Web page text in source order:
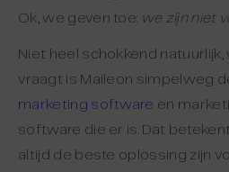
Ok, we geven toe: we zijn niet
Niet heel schokkend natuurlijk,
vraagt is Maileon simpelweg
marketing software en
software die er is. Dat
altijd de beste oplossing zijn